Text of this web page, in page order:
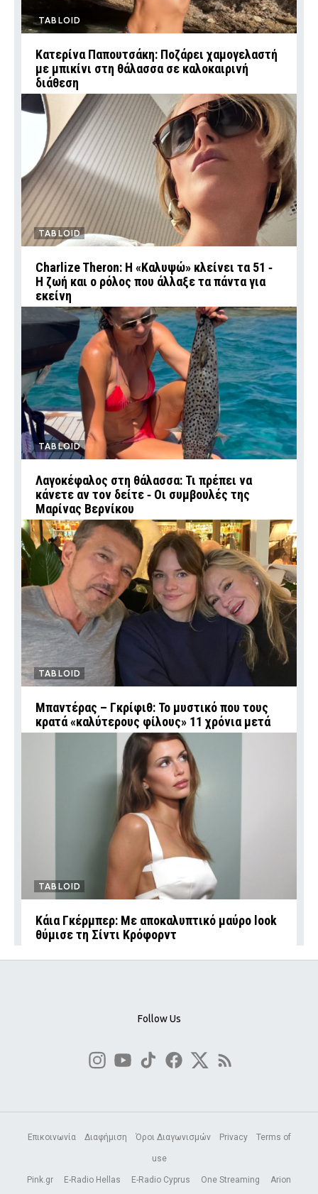
TABLOID
Κατερίνα Παπουτσάκη: Ποζάρει χαμογελαστή
με μπικίνι στη θάλασσα σε καλοκαιρινή
διάθεση
TABLOID
Charlize Theron: Η «Καλυψώ» κλείνει τα 51 ‑
H ζωή και ο ρόλος που άλλαξε τα πάντα για
εκείνη
TABLOID
Λαγοκέφαλος στη θάλασσα: Τι πρέπει να
κάνετε αν τον δείτε ‑ Οι συμβουλές της
Μαρίνας Βερνίκου
TABLOID
Μπαντέρας – Γκρίφιθ: Το μυστικό που τους
κρατά «καλύτερους φίλους» 11 χρόνια μετά
TABLOID
Κάια Γκέρμπερ: Με αποκαλυπτικό μαύρο look
θύμισε τη Σίντι Κρόφορντ
Follow Us
Επικοινωνία Διαφήμιση Όροι Διαγωνισμών Privacy Terms of
use
Pink.gr E-Radio Hellas E-Radio Cyprus One Streaming Arion